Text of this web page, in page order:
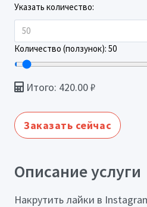
Указать количество:
Количество (ползунок): 50
Итого: 420.00₽
Заказать сейчас
Описание услуги
Накрутить лайки в